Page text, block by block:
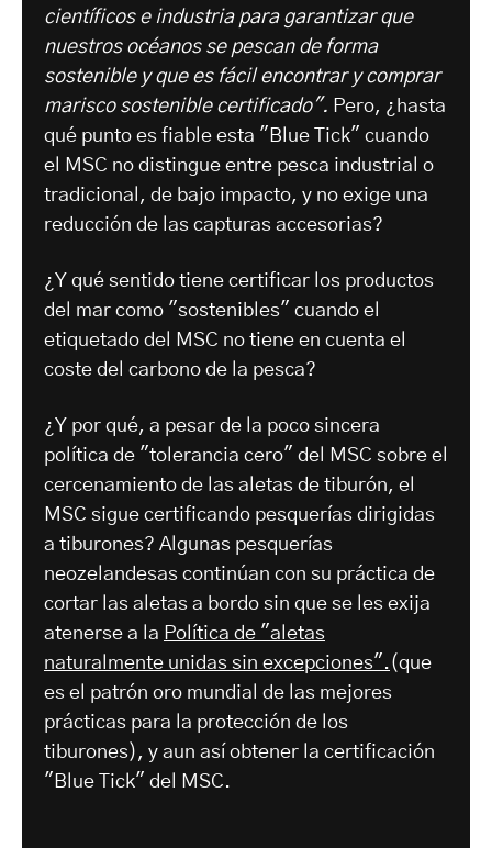
científicos e industria para garantizar que
nuestros océanos se pescan de forma
sostenible y que es fácil encontrar y comprar
marisco sostenible certificado". Pero, ¿hasta
qué punto es fiable esta "Blue Tick" cuando
el MSC no distingue entre pesca industrial o
tradicional, de bajo impacto, y no exige una
reducción de las capturas accesorias?
¿Y qué sentido tiene certificar los productos
del mar como "sostenibles" cuando el
etiquetado del MSC no tiene en cuenta el
coste del carbono de la pesca?
¿Y por qué, a pesar de la poco sincera
política de "tolerancia cero" del MSC sobre el
cercenamiento de las aletas de tiburón, el
MSC sigue certificando pesquerías dirigidas
a tiburones? Algunas pesquerías
neozelandesas continúan con su práctica de
cortar las aletas a bordo sin que se les exija
atenerse a la Política de "aletas
naturalmente unidas sin excepciones".(que
es el patrón oro mundial de las mejores
prácticas para la protección de los
tiburones), y aun así obtener la certificación
"Blue Tick" del MSC.